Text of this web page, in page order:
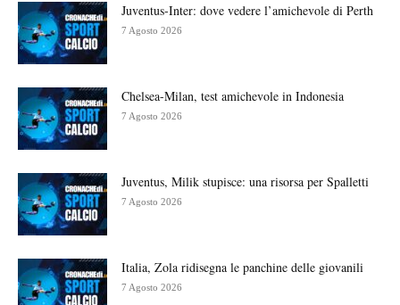
Juventus-Inter: dove vedere l’amichevole di Perth
7 Agosto 2026
Chelsea-Milan, test amichevole in Indonesia
7 Agosto 2026
Juventus, Milik stupisce: una risorsa per Spalletti
7 Agosto 2026
Italia, Zola ridisegna le panchine delle giovanili
7 Agosto 2026